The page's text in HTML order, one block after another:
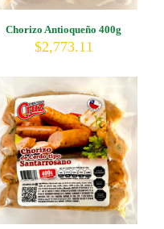
Chorizo Antioqueño 400g
$2,773.11